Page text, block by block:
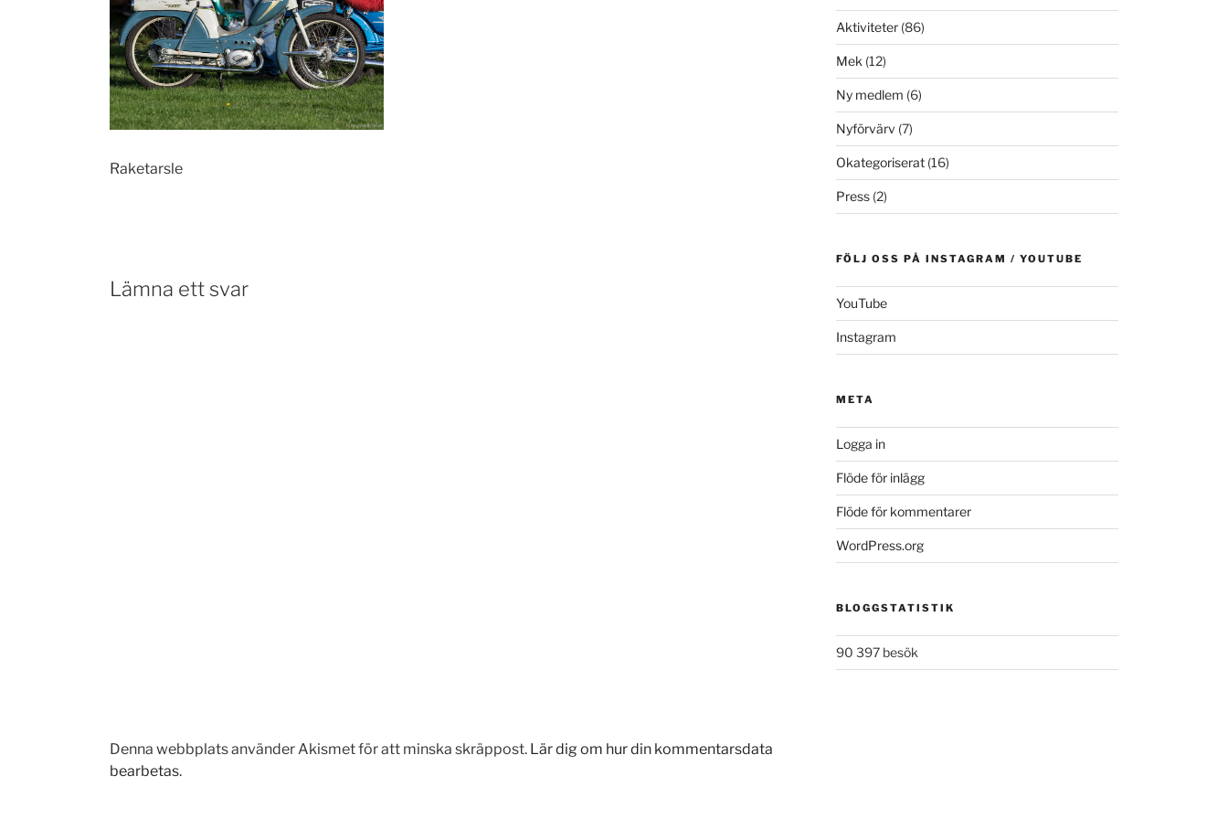
Raketarsle
Lämna ett svar
Denna webbplats använder Akismet för att minska skräppost. Lär dig om hur din kommentarsdata
bearbetas.
Aktiviteter(86)
Mek (12)
Ny medlem (6)
Nyförvärv (7)
Okategoriserat(16)
Press(2)
FÖLJ OSS PÅ INSTAGRAM / YOUTUBE
YouTube
Instagram
META
Logga in
Flöde för inlägg
Flöde för kommentarer
WordPress.org
BLOGGSTATISTIK
90 397 besök